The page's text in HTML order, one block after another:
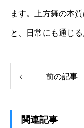
ます。上方舞の本
と、日常にも通じる
前の記事
関連記事